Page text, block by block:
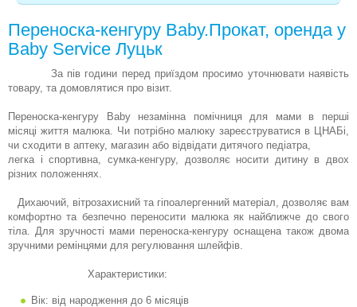
Переноска-кенгуру Baby.Прокат, оренда у
Baby Service Луцьк
За пів години перед приїздом просимо уточнювати наявість
товару, та домовлятися про візит.
Переноска-кенгуру Baby незамінна помічниця для мами в перші
місяці життя малюка. Чи потрібно малюку зареєструватися в ЦНАБі,
чи сходити в аптеку, магазин або відвідати дитячого педіатра,
легка і спортивна, сумка-кенгуру, дозволяє носити дитину в двох
різних положеннях.
Дихаючий, вітрозахисний та гіпоалергенний матеріал, дозволяє вам
комфортно та безпечно переносити малюка як найближче до свого
тіла. Для зручності мами переноска-кенгуру оснащена також двома
зручними ремінцями для регулювання шлейфів.
Характеристики:
Вік: від народження до 6 місяців